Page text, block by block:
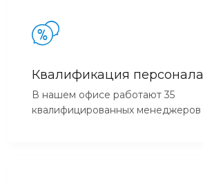
Квалификация персонала
В нашем офисе работают 35
квалифицированных менеджеров